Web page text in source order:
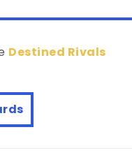
Destined Rivals